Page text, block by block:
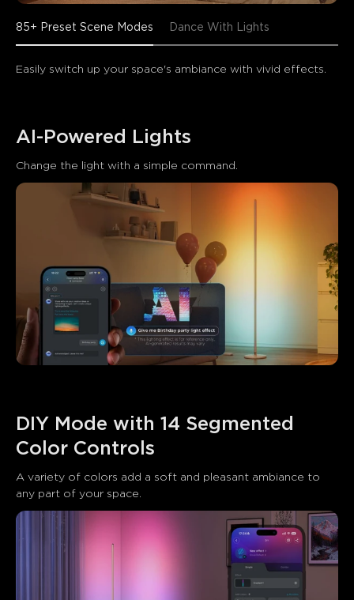
85+ Preset Scene Modes Dance With Lights
Easily switch up your space's ambiance with vivid effects.
AI-Powered Lights
Change the light with a simple command.
DIY Mode with 14 Segmented
Color Controls
A variety of colors add a soft and pleasant ambiance to
any part of your space.